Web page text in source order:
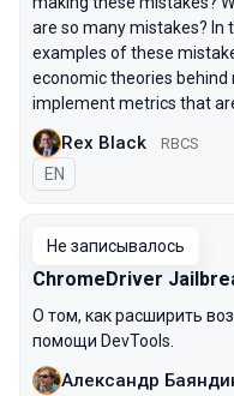
are so many mistakes? In
examples of these
economic theories behind
implement metrics that
Rex Black RBCS
На английском языке
EN
Не записывалось
ChromeDriver
О том, как расширить
помощи DevTools.
Александр